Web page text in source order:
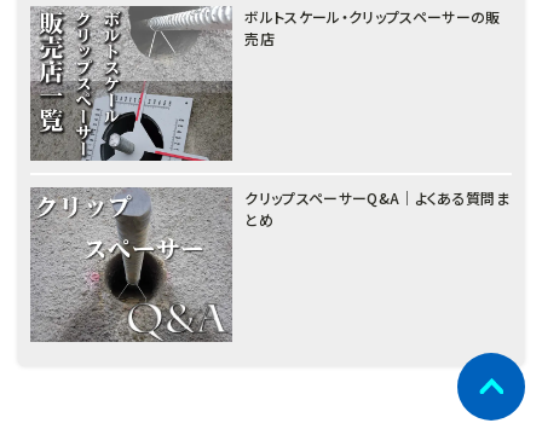
ボルトスケール・クリップスペーサーの販
売店
クリップスペーサーQ&A｜よくある質問ま
とめ